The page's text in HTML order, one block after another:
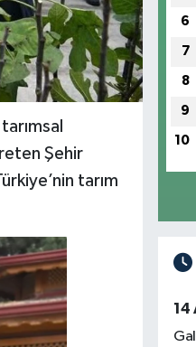
Şehir
tarım
6
7
8
9
10
14